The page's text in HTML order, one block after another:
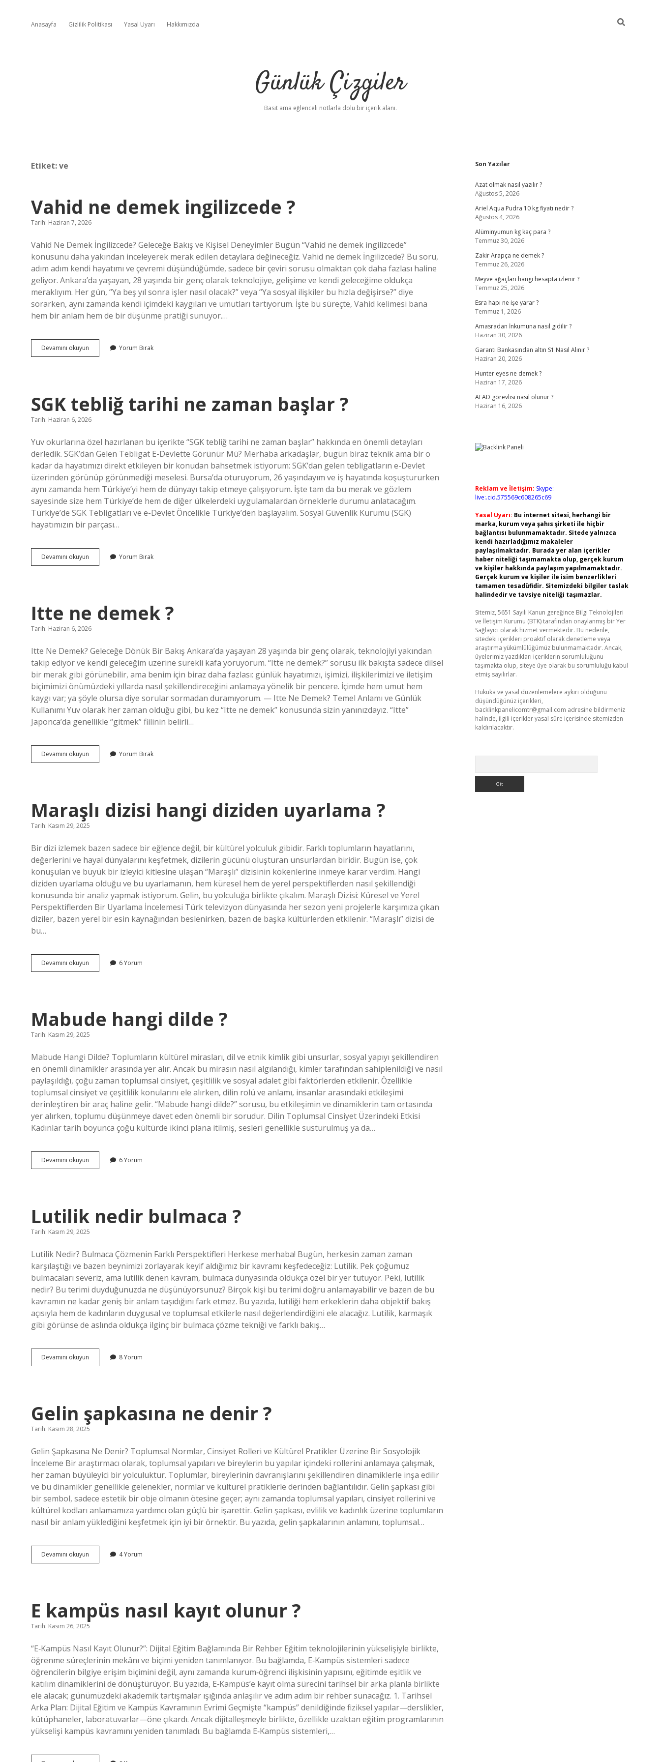
Anasayfa Gizlilik Politikası Yasal Uyarı Hakkımızda
Günlük Çizgiler
Basit ama eğlenceli notlarla dolu bir içerik alanı.
Etiket:ve
Vahid ne demek ingilizcede ?
Tarih: Haziran 7, 2026
Vahid Ne Demek İngilizcede? Geleceğe Bakış ve Kişisel Deneyimler Bugün “Vahid ne demek ingilizcede”
konusunu daha yakından inceleyerek merak edilen detaylara değineceğiz. Vahid ne demek İngilizcede? Bu soru,
adım adım kendi hayatımı ve çevremi düşündüğümde, sadece bir çeviri sorusu olmaktan çok daha fazlası haline
geliyor. Ankara’da yaşayan, 28 yaşında bir genç olarak teknolojiye, gelişime ve kendi geleceğime oldukça
meraklıyım. Her gün, “Ya beş yıl sonra işler nasıl olacak?” veya “Ya sosyal ilişkiler bu hızla değişirse?” diye
sorarken, aynı zamanda kendi içimdeki kaygıları ve umutları tartıyorum. İşte bu süreçte, Vahid kelimesi bana
hem bir anlam hem de bir düşünme pratiği sunuyor.…
Devamını okuyun
ne
Yorum Bırak
SGK tebliğ tarihi ne zaman başlar ?
Tarih: Haziran 6, 2026
Yuv okurlarına özel hazırlanan bu içerikte “SGK tebliğ tarihi ne zaman başlar” hakkında en önemli detayları
derledik. SGK’dan Gelen Tebligat E-Devlette Görünür Mü? Merhaba arkadaşlar, bugün biraz teknik ama bir o
kadar da hayatımızı direkt etkileyen bir konudan bahsetmek istiyorum: SGK’dan gelen tebligatların e-Devlet
üzerinden görünüp görünmediği meselesi. Bursa’da oturuyorum, 26 yaşındayım ve iş hayatında koşuştururken
aynı zamanda hem Türkiye’yi hem de dünyayı takip etmeye çalışıyorum. İşte tam da bu merak ve gözlem
sayesinde size hem Türkiye’de hem de diğer ülkelerdeki uygulamalardan örneklerle durumu anlatacağım.
Türkiye’de SGK Tebligatları ve e-Devlet Öncelikle Türkiye’den başlayalım. Sosyal Güvenlik Kurumu (SGK)
hayatımızın bir parçası…
Devamını okuyun
tebliğ
?
Yorum Bırak
Itte ne demek ?
Tarih: Haziran 6, 2026
Itte Ne Demek? Geleceğe Dönük Bir Bakış Ankara’da yaşayan 28 yaşında bir genç olarak, teknolojiyi yakından
takip ediyor ve kendi geleceğim üzerine sürekli kafa yoruyorum. “Itte ne demek?” sorusu ilk bakışta sadece dilsel
bir merak gibi görünebilir, ama benim için biraz daha fazlası: günlük hayatımızı, işimizi, ilişkilerimizi ve iletişim
biçimimizi önümüzdeki yıllarda nasıl şekillendireceğini anlamaya yönelik bir pencere. İçimde hem umut hem
kaygı var; ya şöyle olursa diye sorular sormadan duramıyorum. — Itte Ne Demek? Temel Anlamı ve Günlük
Kullanımı Yuv olarak her zaman olduğu gibi, bu kez “Itte ne demek” konusunda sizin yanınızdayız. “Itte”
Japonca’da genellikle “gitmek” fiilinin belirli…
Devamını okuyun
ne
Yorum Bırak
Maraşlı dizisi hangi diziden uyarlama ?
Tarih: Kasım 29, 2025
Bir dizi izlemek bazen sadece bir eğlence değil, bir kültürel yolculuk gibidir. Farklı toplumların hayatlarını,
değerlerini ve hayal dünyalarını keşfetmek, dizilerin gücünü oluşturan unsurlardan biridir. Bugün ise, çok
konuşulan ve büyük bir izleyici kitlesine ulaşan “Maraşlı” dizisinin kökenlerine inmeye karar verdim. Hangi
diziden uyarlama olduğu ve bu uyarlamanın, hem küresel hem de yerel perspektiflerden nasıl şekillendiği
konusunda bir analiz yapmak istiyorum. Gelin, bu yolculuğa birlikte çıkalım. Maraşlı Dizisi: Küresel ve Yerel
Perspektiflerden Bir Uyarlama İncelemesi Türk televizyon dünyasında her sezon yeni projelerle karşımıza çıkan
diziler, bazen yerel bir esin kaynağından beslenirken, bazen de başka kültürlerden etkilenir. “Maraşlı” dizisi de
bu…
Devamını okuyun
dizisi
6 Yorum
Mabude hangi dilde ?
Tarih: Kasım 29, 2025
Mabude Hangi Dilde? Toplumların kültürel mirasları, dil ve etnik kimlik gibi unsurlar, sosyal yapıyı şekillendiren
en önemli dinamikler arasında yer alır. Ancak bu mirasın nasıl algılandığı, kimler tarafından sahiplenildiği ve nasıl
paylaşıldığı, çoğu zaman toplumsal cinsiyet, çeşitlilik ve sosyal adalet gibi faktörlerden etkilenir. Özellikle
toplumsal cinsiyet ve çeşitlilik konularını ele alırken, dilin rolü ve anlamı, insanlar arasındaki etkileşimi
derinleştiren bir araç haline gelir. “Mabude hangi dilde?” sorusu, bu etkileşimin ve dinamiklerin tam ortasında
yer alırken, toplumu düşünmeye davet eden önemli bir sorudur. Dilin Toplumsal Cinsiyet Üzerindeki Etkisi
Kadınlar tarih boyunca çoğu kültürde ikinci plana itilmiş, sesleri genellikle susturulmuş ya da…
Devamını okuyun Mabude
hangi
6 Yorum
Lutilik nedir bulmaca ?
Tarih: Kasım 29, 2025
Lutilik Nedir? Bulmaca Çözmenin Farklı Perspektifleri Herkese merhaba! Bugün, herkesin zaman zaman
karşılaştığı ve bazen beynimizi zorlayarak keyif aldığımız bir kavramı keşfedeceğiz: Lutilik. Pek çoğumuz
bulmacaları severiz, ama lutilik denen kavram, bulmaca dünyasında oldukça özel bir yer tutuyor. Peki, lutilik
nedir? Bu terimi duyduğunuzda ne düşünüyorsunuz? Birçok kişi bu terimi doğru anlamayabilir ve bazen de bu
kavramın ne kadar geniş bir anlam taşıdığını fark etmez. Bu yazıda, lutiliği hem erkeklerin daha objektif bakış
açısıyla hem de kadınların duygusal ve toplumsal etkilerle nasıl değerlendirdiğini ele alacağız. Lutilik, karmaşık
gibi görünse de aslında oldukça ilginç bir bulmaca çözme tekniği ve farklı bakış…
Devamını okuyun
nedir
8 Yorum
Gelin şapkasına ne denir ?
Tarih: Kasım 28, 2025
Gelin Şapkasına Ne Denir? Toplumsal Normlar, Cinsiyet Rolleri ve Kültürel Pratikler Üzerine Bir Sosyolojik
İnceleme Bir araştırmacı olarak, toplumsal yapıları ve bireylerin bu yapılar içindeki rollerini anlamaya çalışmak,
her zaman büyüleyici bir yolculuktur. Toplumlar, bireylerinin davranışlarını şekillendiren dinamiklerle inşa edilir
ve bu dinamikler genellikle gelenekler, normlar ve kültürel pratiklerle derinden bağlantılıdır. Gelin şapkası gibi
bir sembol, sadece estetik bir obje olmanın ötesine geçer; aynı zamanda toplumsal yapıları, cinsiyet rollerini ve
kültürel kodları anlamamıza yardımcı olan güçlü bir işarettir. Gelin şapkası, evlilik ve kadınlık üzerine toplumların
nasıl bir anlam yüklediğini keşfetmek için iyi bir örnektir. Bu yazıda, gelin şapkalarının anlamını, toplumsal…
Devamını okuyun
şapkasına
4 Yorum
E kampüs nasıl kayıt olunur ?
Tarih: Kasım 26, 2025
“E‑Kampüs Nasıl Kayıt Olunur?”: Dijital Eğitim Bağlamında Bir Rehber Eğitim teknolojilerinin yükselişiyle birlikte,
öğrenme süreçlerinin mekânı ve biçimi yeniden tanımlanıyor. Bu bağlamda, E‑Kampüs sistemleri sadece
öğrencilerin bilgiye erişim biçimini değil, aynı zamanda kurum‑öğrenci ilişkisinin yapısını, eğitimde eşitlik ve
katılım dinamiklerini de dönüştürüyor. Bu yazıda, E‑Kampüs’e kayıt olma sürecini tarihsel bir arka planla birlikte
ele alacak; günümüzdeki akademik tartışmalar ışığında anlaşılır ve adım adım bir rehber sunacağız. 1. Tarihsel
Arka Plan: Dijital Eğitim ve Kampüs Kavramının Evrimi Geçmişte “kampüs” denildiğinde fiziksel yapılar—derslikler,
kütüphaneler, laboratuvarlar—öne çıkardı. Ancak dijitalleşmeyle birlikte, özellikle uzaktan eğitim programlarının
yükselişi kampüs kavramını yeniden tanımladı. Bu bağlamda E‑Kampüs sistemleri,…
Sidebar
Son Yazılar
Azat olmak nasıl yazılır ?
Ağustos 5, 2026
Ariel Aqua Pudra 10 kg fiyatı nedir ?
Ağustos 4, 2026
Alüminyumun kg kaç para ?
Temmuz 30, 2026
Zakir Arapça ne demek ?
Temmuz 26, 2026
Meyve ağaçları hangi hesapta izlenir ?
Temmuz 25, 2026
Esra hapı ne işe yarar ?
Temmuz 1, 2026
Amasradan İnkumuna nasıl gidilir ?
Haziran 30, 2026
Garanti Bankasından altın S1 Nasıl Alınır ?
Haziran 20, 2026
Hunter eyes ne demek ?
Haziran 17, 2026
AFAD görevlisi nasıl olunur ?
Haziran 16, 2026
Reklam ve İletişim: Skype:
live:.cid.575569c608265c69
Yasal Uyarı: Bu internet sitesi, herhangi bir
marka, kurum veya şahıs şirketi ile hiçbir
bağlantısı bulunmamaktadır. Sitede yalnızca
kendi hazırladığımız makaleler
paylaşılmaktadır. Burada yer alan içerikler
haber niteliği taşımamakta olup, gerçek kurum
ve kişiler hakkında paylaşım yapılmamaktadır.
Gerçek kurum ve kişiler ile isim benzerlikleri
tamamen tesadüfidir. Sitemizdeki bilgiler taslak
halindedir ve tavsiye niteliği taşımazlar.
Sitemiz, 5651 Sayılı Kanun gereğince Bilgi Teknolojileri
ve İletişim Kurumu (BTK) tarafından onaylanmış bir Yer
Sağlayıcı olarak hizmet vermektedir. Bu nedenle,
sitedeki içerikleri proaktif olarak denetleme veya
araştırma yükümlülüğümüz bulunmamaktadır. Ancak,
üyelerimiz yazdıkları içeriklerin sorumluluğunu
taşımakta olup, siteye üye olarak bu sorumluluğu kabul
etmiş sayılırlar.
Hukuka ve yasal düzenlemelere aykırı olduğunu
düşündüğünüz içerikleri,
backlinkpanelicomtr@gmail.com adresine bildirmeniz
halinde, ilgili içerikler yasal süre içerisinde sitemizden
kaldırılacaktır.